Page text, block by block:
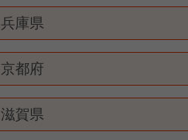
兵庫県
京都府
滋賀県